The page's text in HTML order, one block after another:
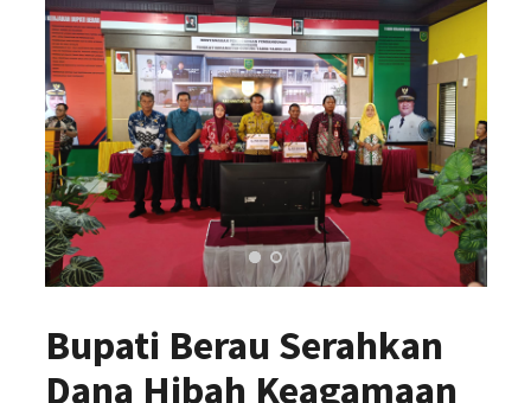
BERITA
Bupati Berau Serahkan
Dana Hibah Keagamaan